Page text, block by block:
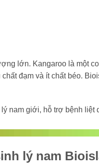
lớn. Kangaroo là một
đạm và ít chất béo.
nam giới, hỗ trợ bệnh liệt
lý nam